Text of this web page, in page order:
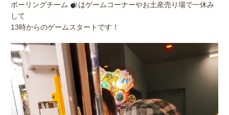
ボーリングチーム
はゲームコーナーやお土産売り場で一休み
して
13時からのゲームスタートです！